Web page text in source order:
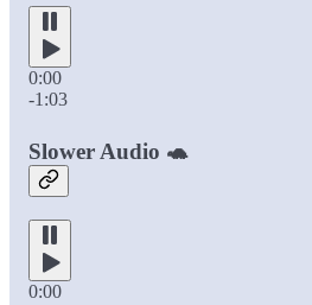
0:00
-1:03
Slower Audio 🐢
0:00